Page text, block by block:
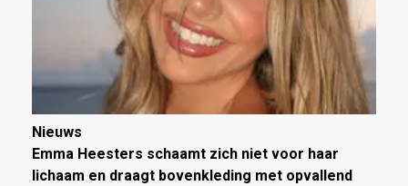
Nieuws
Emma Heesters schaamt zich niet voor haar
lichaam en draagt bovenkleding met opvallend